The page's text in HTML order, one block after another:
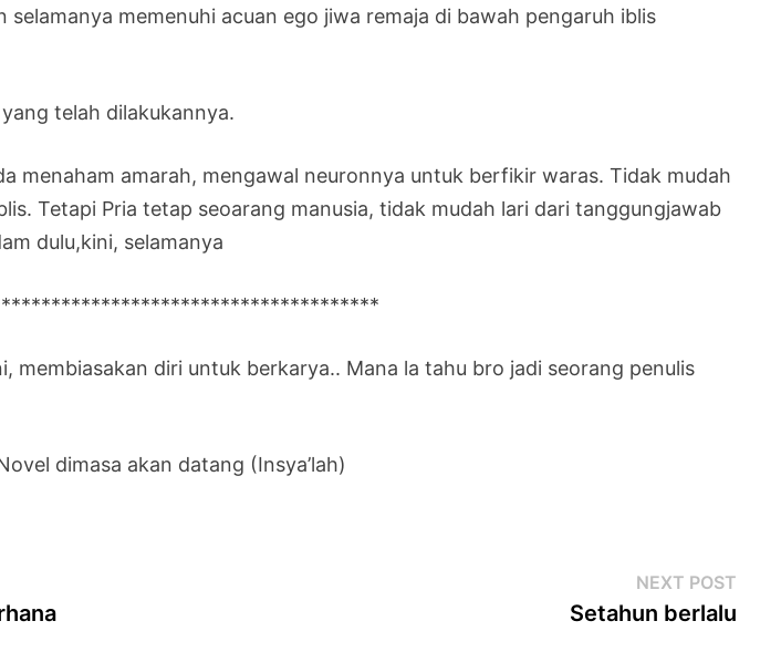
selamanya memenuhi acuan ego jiwa remaja di bawah pengaruh iblis
telah dilakukannya.
menaham amarah, mengawal neuronnya untuk berfikir waras. Tidak mudah
Tetapi Pria tetap seoarang manusia, tidak mudah lari dari tanggungjawab
dulu,kini, selamanya
membiasakan diri untuk berkarya.. Mana la tahu bro jadi seorang penulis
dimasa akan datang (Insya’lah)
NEXT POSTNext
Setahun berlalu